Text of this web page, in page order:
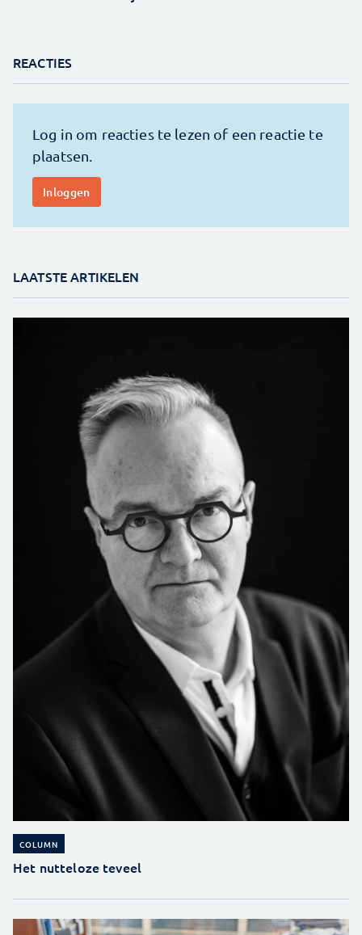
REACTIES
LAATSTE ARTIKELEN
COLUMN
Het nutteloze teveel